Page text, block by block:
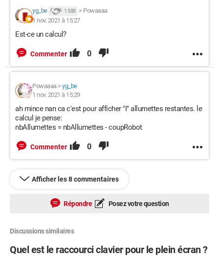
yg_be 1 588 > Powaaaa
1 nov. 2021 à 15:27
Est-ce un calcul?
Commenter 0
Powaaaa> yg_be
1 nov. 2021 à 15:29
ah mince nan ca c'est pour afficher "I" allumettes restantes. le
calcul je pense:
nbAllumettes = nbAllumettes - coupRobot
Commenter 0
Afficher les 8 commentaires
Répondre Posez votre question
Discussions similaires
Quel est le raccourci clavier pour le plein écran ?